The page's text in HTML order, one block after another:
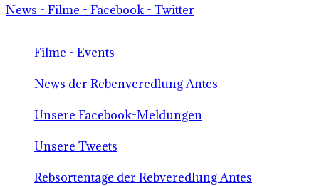
News - Filme - Facebook - Twitter
Filme - Events
News der Rebenveredlung Antes
Unsere Facebook-Meldungen
Unsere Tweets
Rebsortentage der Rebveredlung Antes